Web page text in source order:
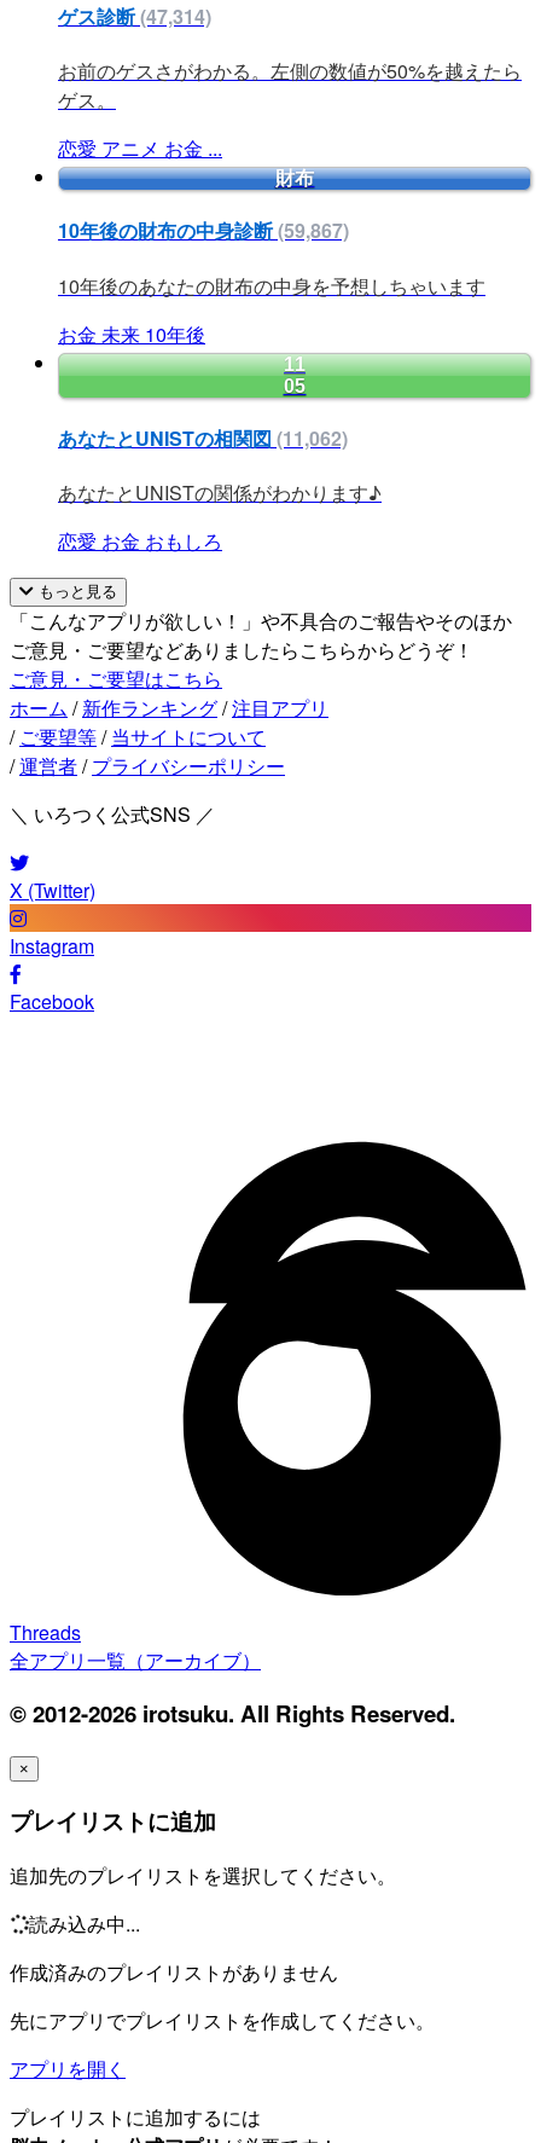
ゲス診断(47,314)
お前のゲスさがわかる。左側の数値が50%を越えたら
ゲス。
恋愛 アニメ お金 ...
財布
10年後の財布の中身診断(59,867)
10年後のあなたの財布の中身を予想しちゃいます
お金 未来 10年後
11
05
あなたとUNISTの相関図 (11,062)
あなたとUNISTの関係がわかります♪
恋愛 お金 おもしろ
もっと見る
「こんなアプリが欲しい！」や不具合のご報告やそのほか
ご意見・ご要望などありましたらこちらからどうぞ！
ご意見・ご要望はこちら
ホーム / 新作ランキング/注目アプリ
/ ご要望等/ 当サイトについて
/運営者/ プライバシーポリシー
＼ いろつく公式SNS ／
X (Twitter)
Instagram
Facebook
Threads
全アプリ一覧（アーカイブ）
© 2012-2026 irotsuku. All Rights Reserved.
×
プレイリストに追加
追加先のプレイリストを選択してください。
読み込み中...
作成済みのプレイリストがありません
先にアプリでプレイリストを作成してください。
アプリを開く
プレイリストに追加するには